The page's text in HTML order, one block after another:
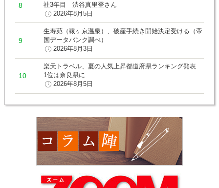
社3年目 渋谷真里登さん
2026年8月5日
生寿苑（猿ヶ京温泉）、破産手続き開始決定受ける（帝
国データバンク調べ）
2026年8月3日
楽天トラベル、夏の人気上昇都道府県ランキング発表
1位は奈良県に
2026年8月5日